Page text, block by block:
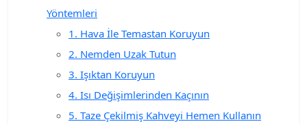
Yöntemleri
1. Hava İle Temastan Koruyun
2. Nemden Uzak Tutun
3. Işıktan Koruyun
4. Isı Değişimlerinden Kaçının
5. Taze Çekilmiş Kahveyi Hemen Kullanın